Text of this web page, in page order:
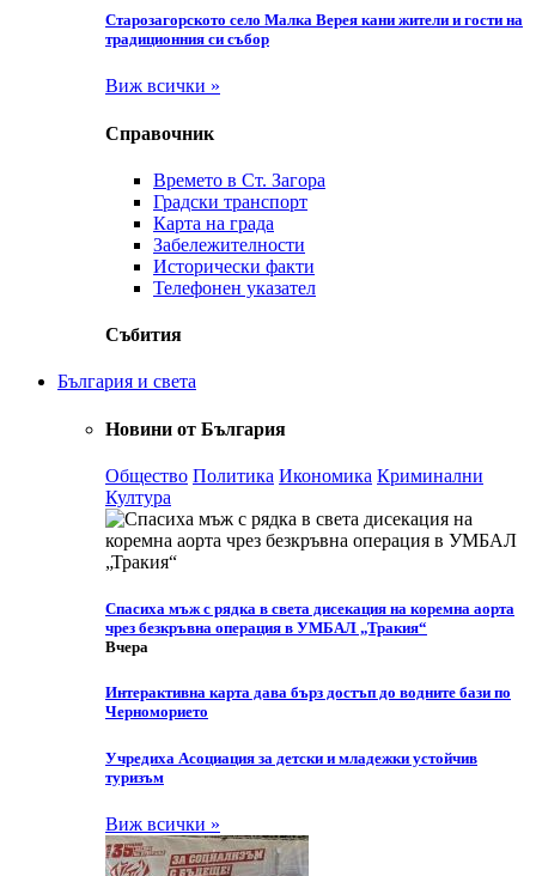
Старозагорското село Малка Верея кани жители и гости на
традиционния си събор
Виж всички »
Справочник
Времето в Ст. Загора
Градски транспорт
Карта на града
Забележителности
Исторически факти
Телефонен указател
Събития
България и света
Новини от България
Общество Политика Икономика Криминални
Култура
Спасиха мъж с рядка в света дисекация на коремна аорта
чрез безкръвна операция в УМБАЛ „Тракия“
Вчера
Интерактивна карта дава бърз достъп до водните бази по
Черноморието
Учредиха Асоциация за детски и младежки устойчив
туризъм
Виж всички »